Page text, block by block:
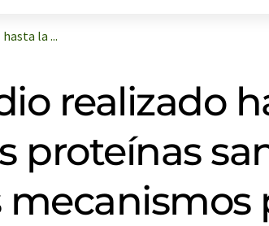
la ...
realizado
proteínas
mecanismos